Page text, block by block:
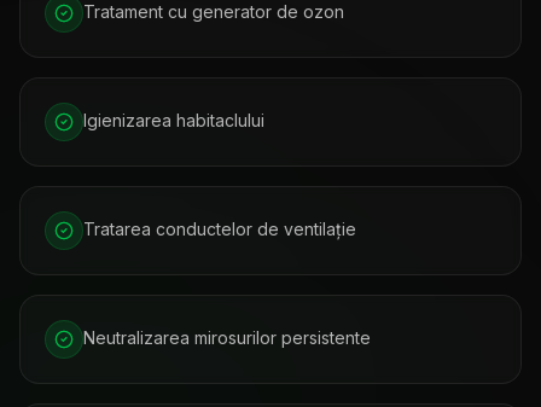
Tratament cu generator de ozon
Igienizarea habitaclului
Tratarea conductelor de ventilație
Neutralizarea mirosurilor persistente